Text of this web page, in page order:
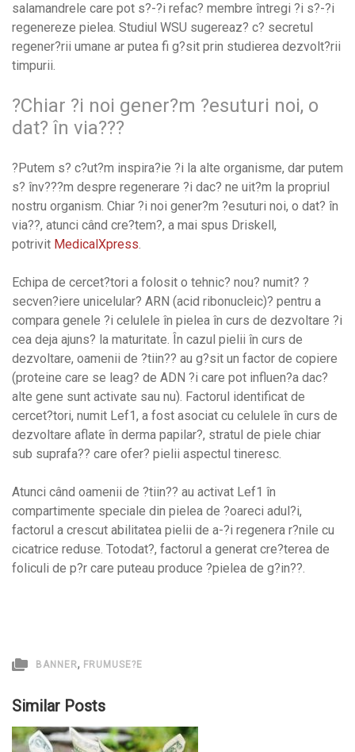
salamandrele care pot s?-?i refac? membre întregi ?i s?-?i
regenereze pielea. Studiul WSU sugereaz? c? secretul
regener?rii umane ar putea fi g?sit prin studierea dezvolt?rii
timpurii.
?Chiar ?i noi gener?m ?esuturi noi, o
dat? în via???
?Putem s? c?ut?m inspira?ie ?i la alte organisme, dar putem
s? înv???m despre regenerare ?i dac? ne uit?m la propriul
nostru organism. Chiar ?i noi gener?m ?esuturi noi, o dat? în
via??, atunci când cre?tem?, a mai spus Driskell,
potrivit MedicalXpress.
Echipa de cercet?tori a folosit o tehnic? nou? numit? ?
secven?iere unicelular? ARN (acid ribonucleic)? pentru a
compara genele ?i celulele în pielea în curs de dezvoltare ?i
cea deja ajuns? la maturitate. În cazul pielii în curs de
dezvoltare, oamenii de ?tiin?? au g?sit un factor de copiere
(proteine care se leag? de ADN ?i care pot influen?a dac?
alte gene sunt activate sau nu). Factorul identificat de
cercet?tori, numit Lef1, a fost asociat cu celulele în curs de
dezvoltare aflate în derma papilar?, stratul de piele chiar
sub suprafa?? care ofer? pielii aspectul tineresc.
Atunci când oamenii de ?tiin?? au activat Lef1 în
compartimente speciale din pielea de ?oareci adul?i,
factorul a crescut abilitatea pielii de a-?i regenera r?nile cu
cicatrice reduse. Totodat?, factorul a generat cre?terea de
foliculi de p?r care puteau produce ?pielea de g?in??.
BANNER, FRUMUSE?E
Similar Posts